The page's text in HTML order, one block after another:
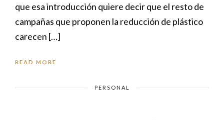
que esa introducción quiere decir que el resto de
campañas que proponen la reducción de plástico
carecen […]
READ MORE
PERSONAL